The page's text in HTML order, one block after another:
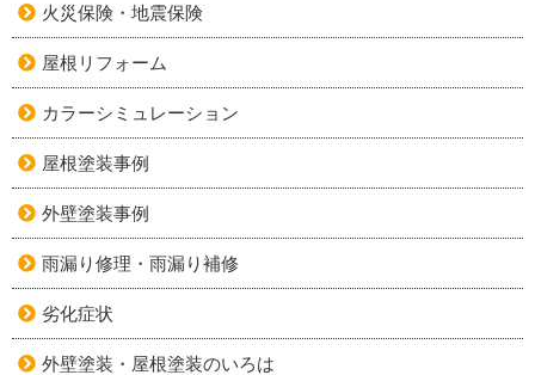
火災保険・地震保険
屋根リフォーム
カラーシミュレーション
屋根塗装事例
外壁塗装事例
雨漏り修理・雨漏り補修
劣化症状
外壁塗装・屋根塗装のいろは